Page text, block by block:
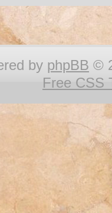
by phpBB ©
Free CSS